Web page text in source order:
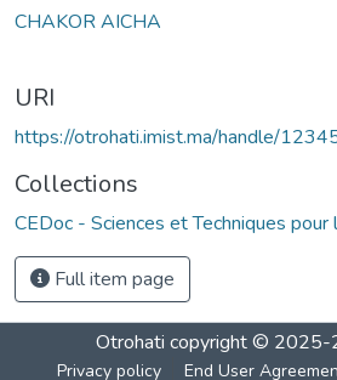
CHAKOR AICHA
URI
https://otrohati.imist.ma/handle/
Collections
CEDoc - Sciences et Techniques pour
Full item page
Otrohati copyright © 2025-
Privacy policy End User